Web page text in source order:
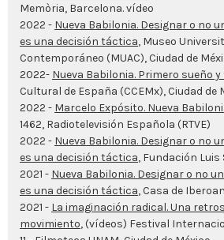
Memòria, Barcelona.vídeo
2022 - Nueva Babilonia. Designar o no
es una decisión táctica, Museo
Contemporáneo (MUAC), Ciudad de
2022- Nueva Babilonia. Primero sueño
Cultural de España (CCEMx), Ciudad de
2022 - Marcelo Expósito. Nueva
1462, Radiotelevisión Española (RTVE)
2022 - Nueva Babilonia. Designar o no
es una decisión táctica, Fundación Luis
2021 - Nueva Babilonia. Designar o no
es una decisión táctica, Casa de
2021 - La imaginación radical. Una
movimiento, (vídeos) Festival